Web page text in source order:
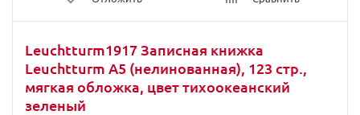
Leuchtturm1917 Записная книжка
Leuchtturm A5 (нелинованная), 123 стр.,
мягкая обложка, цвет тихоокеанский
зеленый